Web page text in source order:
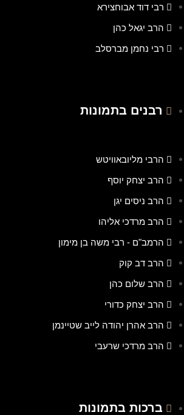
רבי דוד אבוחצירא
הרב יגאל כהן
רבי נחמן מברסלב
רבנים בתמונות
הרבי מליובאוויטש
הרב יצחק יוסף
הרב ניסים יגן
הרב מרדכי אליהו
הרמב"ם - רבי משה בן מימון
הרב דב קוק
הרב שלום כהן
הרב יצחק כדורי
הרב אהרן יהודה לייב שטיינמן
הרב מרדכי שרעבי
ברכות בתמונות